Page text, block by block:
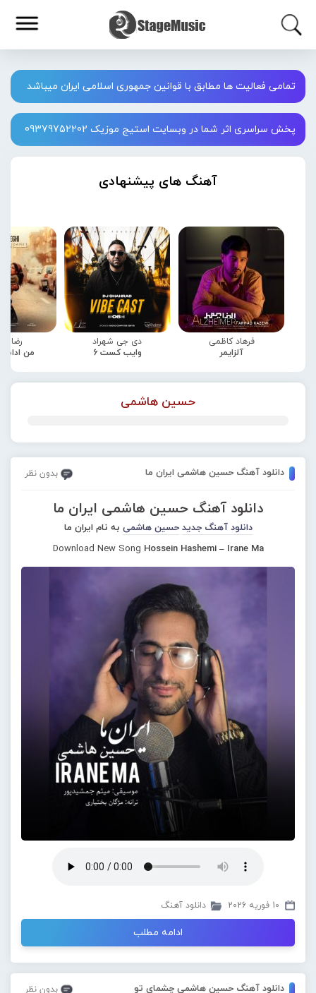
تمامی فعالیت ها مطابق با قوانین جمهوری اسلامی ایران میباشد
پخش سراسری اثر شما در وبسایت استیج موزیک 09379752202
آهنگ های پیشنهادی
فرهاد کاظمی
آلزایمر
دی جی شهراد
وایب کست 6
رضا
من
حسین هاشمی
دانلود آهنگ حسین هاشمی ایران ما بدون نظر
دانلود آهنگ حسین هاشمی ایران ما
دانلود آهنگ جدید حسین هاشمی به نام ایران ما
Download New Song Hossein Hashemi – Irane Ma
10 فوریه 2026 دانلود آهنگ
ادامه مطلب
دانلود آهنگ حسین هاشمی چشمای تو بدون نظر